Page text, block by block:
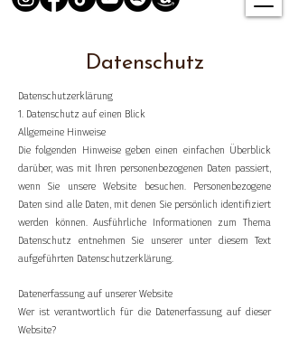
Datenschutz
Datenschutzerklärung
1. Datenschutz auf einen Blick
Allgemeine Hinweise
Die folgenden Hinweise geben einen einfachen Überblick
darüber, was mit Ihren personenbezogenen Daten passiert,
wenn Sie unsere Website besuchen. Personenbezogene
Daten sind alle Daten, mit denen Sie persönlich identifiziert
werden können. Ausführliche Informationen zum Thema
Datenschutz entnehmen Sie unserer unter diesem Text
aufgeführten Datenschutzerklärung.
Datenerfassung auf unserer Website
Wer ist verantwortlich für die Datenerfassung auf dieser
Website?